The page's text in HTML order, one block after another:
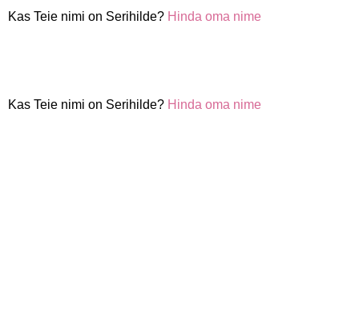
Kas Teie nimi on Serihilde? Hinda oma nime
Kas Teie nimi on Serihilde? Hinda oma nime